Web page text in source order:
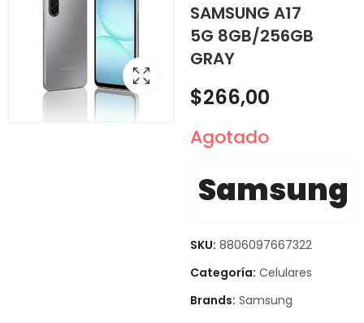
SAMSUNG A17
5G 8GB/256GB
GRAY
SAMSUNG A17
8GB/256GB BLUE
$
XIAOMI WATCH S4
SILVER BH39199GL
$266,00
Agotado
Samsung
SKU: 8806097667322
Categoría: Celulares
Brands: Samsung